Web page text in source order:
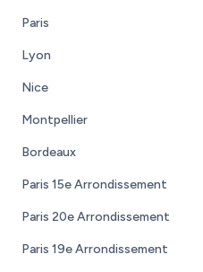
Paris
Lyon
Nice
Montpellier
Bordeaux
Paris 15e Arrondissement
Paris 20e Arrondissement
Paris 19e Arrondissement